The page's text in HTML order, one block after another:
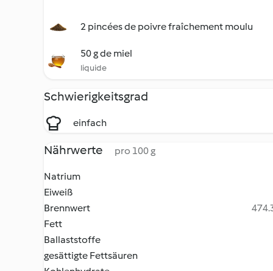
2 pincées de poivre fraîchement moulu
50 g de miel
liquide
Schwierigkeitsgrad
einfach
Nährwerte pro 100 g
Natrium
Eiweiß
Brennwert
Fett
Ballaststoffe
gesättigte Fettsäuren